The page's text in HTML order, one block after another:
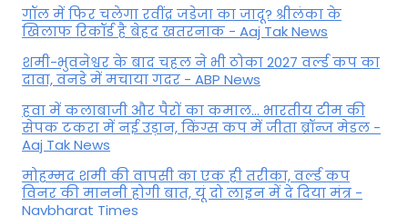
गॉल में फिर चलेगा रवींद्र जडेजा का जादू? श्रीलंका के
खिलाफ रिकॉर्ड है बेहद खतरनाक - Aaj Tak News
शमी-भुवनेश्वर के बाद चहल ने भी ठोका 2027 वर्ल्ड कप का
दावा, वनडे में मचाया गदर - ABP News
हवा में कलाबाजी और पैरों का कमाल... भारतीय टीम की
सेपक टकरा में नई उड़ान, किंग्स कप में जीता ब्रॉन्ज मेडल -
Aaj Tak News
मोहम्मद शमी की वापसी का एक ही तरीका, वर्ल्ड कप
विनर की माननी होगी बात, यूं दो लाइन में दे दिया मंत्र -
Navbharat Times